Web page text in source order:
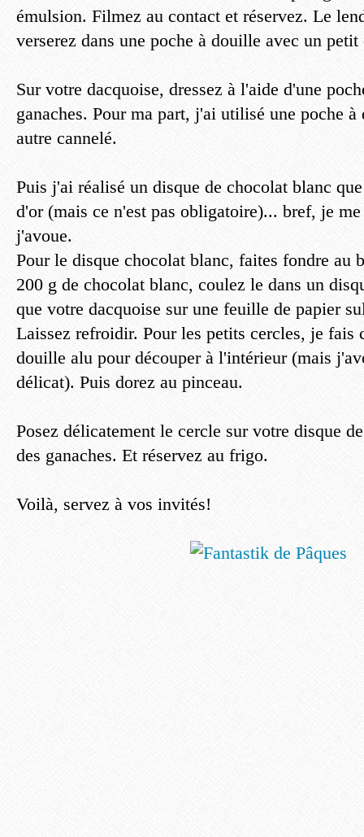
émulsion. Filmez au contact et réservez. Le
verserez dans une poche à douille avec un
Sur votre dacquoise, dressez à l'aide d'une
ganaches. Pour ma part, j'ai utilisé une poche
autre cannelé.
Puis j'ai réalisé un disque de chocolat blanc
d'or (mais ce n'est pas obligatoire)... bref, je
j'avoue.
Pour le disque chocolat blanc, faites fondre au
200 g de chocolat blanc, coulez le dans un
que votre dacquoise sur une feuille de papier
Laissez refroidir. Pour les petits cercles, je fais
douille alu pour découper à l'intérieur (mais
délicat). Puis dorez au pinceau.
Posez délicatement le cercle sur votre disque
des ganaches. Et réservez au frigo.
Voilà, servez à vos invités!